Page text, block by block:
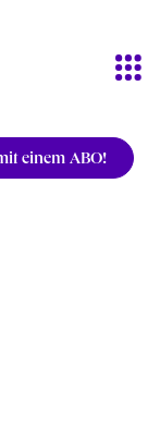
einem ABO!